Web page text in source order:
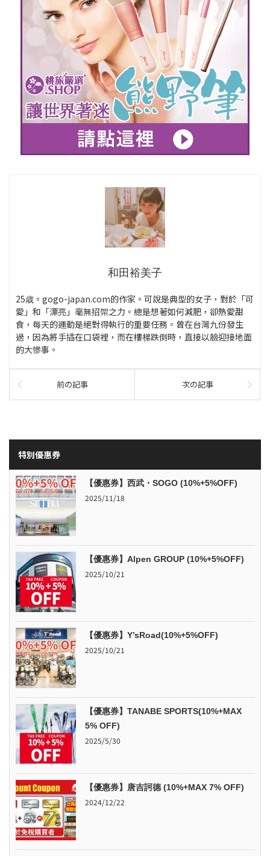
和田裕美子
25歳。gogo-japan.com的作家。可說是典型的女子，對於「可
愛」和「漂亮」毫無招架之力。總是想著如何減肥，卻熱愛甜
食，每天的運動是絕對得執行的重要任務。曾在台灣九份發生
過，因為將手插在口袋裡，而在樓梯跌倒時，直接以臉迎接地面
的大慘事。
前の記事 次の記事
特別優惠券
【優惠券】西武・SOGO (10%+5%OFF)
2025/11/18
【優惠券】Alpen GROUP (10%+5%OFF)
2025/10/21
【優惠券】Y’sRoad(10%+5%OFF)
2025/10/21
【優惠券】TANABE SPORTS(10%+MAX
5% OFF)
2025/5/30
【優惠券】唐吉訶德 (10%+MAX 7% OFF)
2024/12/22